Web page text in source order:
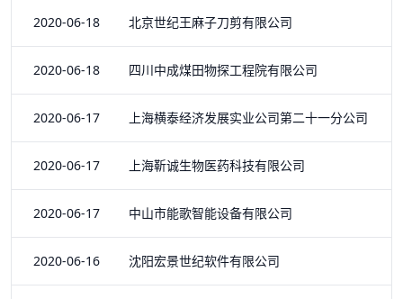
2020-06-18 北京世纪王麻子刀剪有限公司
2020-06-18 四川中成煤田物探工程院有限公司
2020-06-17 上海横泰经济发展实业公司第二十一分公司
2020-06-17 上海靳诚生物医药科技有限公司
2020-06-17 中山市能歌智能设备有限公司
2020-06-16 沈阳宏景世纪软件有限公司